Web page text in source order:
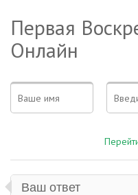
Первая
Онлайн
Ваш ответ